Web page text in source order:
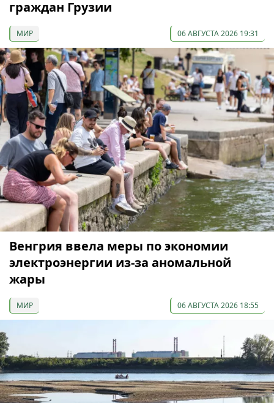
граждан Грузии
МИР 06 АВГУСТА 2026 19:31
Венгрия ввела меры по экономии
электроэнергии из-за аномальной
жары
МИР 06 АВГУСТА 2026 18:55